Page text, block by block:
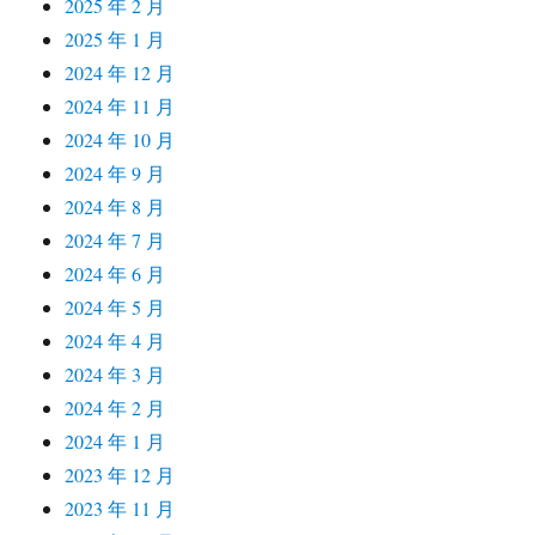
2025 年 2 月
2025 年 1 月
2024 年 12 月
2024 年 11 月
2024 年 10 月
2024 年 9 月
2024 年 8 月
2024 年 7 月
2024 年 6 月
2024 年 5 月
2024 年 4 月
2024 年 3 月
2024 年 2 月
2024 年 1 月
2023 年 12 月
2023 年 11 月